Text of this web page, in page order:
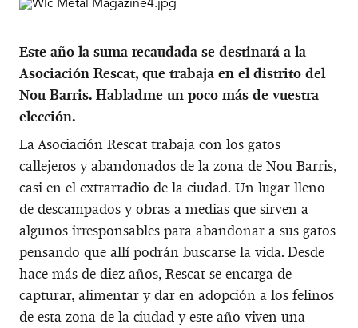
Este año la suma recaudada se destinará a la
Asociación Rescat, que trabaja en el distrito del
Nou Barris. Habladme un poco más de vuestra
elección.
La Asociación Rescat trabaja con los gatos
callejeros y abandonados de la zona de Nou Barris,
casi en el extrarradio de la ciudad. Un lugar lleno
de descampados y obras a medias que sirven a
algunos irresponsables para abandonar a sus gatos
pensando que allí podrán buscarse la vida. Desde
hace más de diez años, Rescat se encarga de
capturar, alimentar y dar en adopción a los felinos
de esta zona de la ciudad y este año viven una